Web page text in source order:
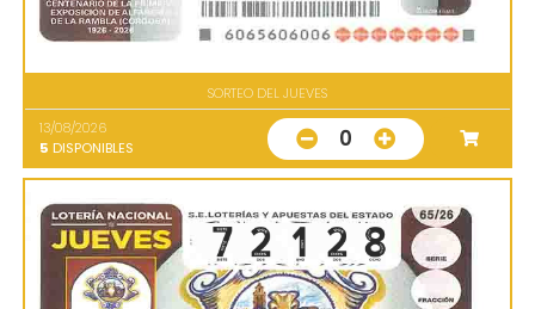
SORTEO DEL JUEVES
13/08/2026
5 DISPONIBLES 0